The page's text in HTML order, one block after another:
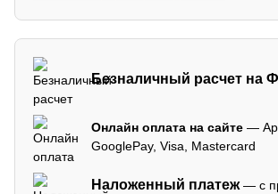
Безналичный расчет на
Онлайн оплата на сайте —
GooglePay, Visa, Mastercard
Наложенный платеж— с